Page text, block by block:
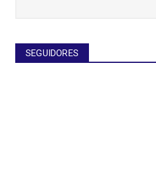
SEGUIDORES